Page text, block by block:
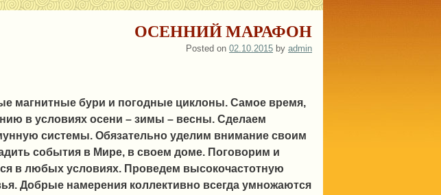
ОСЕННИЙ МАРАФОН
Posted on 02.10.2015 by admin
магнитные бури и погодные циклоны. Самое время,
в условиях осени – зимы – весны. Сделаем
системы. Обязательно уделим внимание своим
события в Мире, в своем доме. Поговорим и
в любых условиях. Проведем высокочастотную
Добрые намерения коллективно всегда умножаются